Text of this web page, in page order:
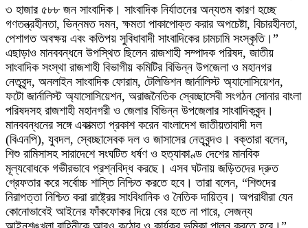
৩ হাজার ৫৮৮ জন সাংবাদিক। সাংবাদিক নির্যাতনের অন্যতম কারণ হচ্ছে
গণতন্ত্রহীনতা, ভিন্নমত দমন, ক্ষমতা পাকাপোক্ত করার অপচেষ্টা, বিচারহীনতা,
পেশাগত অবক্ষয় এবং কতিপয় সুবিধাবাদী সাংবাদিকের চামচামি সংস্কৃতি।”
এছাড়াও মানববন্ধনে উপস্থিত ছিলেন রাজশাহী সম্পাদক পরিষদ, জাতীয়
সাংবাদিক সংস্থা রাজশাহী বিভাগীয় কমিটির বিভিন্ন উপজেলা ও মহানগর
নেতৃবৃন্দ, অনলাইন সাংবাদিক ফোরাম, টেলিভিশন জার্নালিস্ট অ্যাসোসিয়েশন,
ফটো জার্নালিস্ট অ্যাসোসিয়েশন, অরাজনৈতিক স্বেচ্ছাসেবী সংগঠন সোনার বাংলা
পরিষদসহ রাজশাহী মহানগরী ও জেলার বিভিন্ন উপজেলার সাংবাদিকবৃন্দ।
মানববন্ধনের সঙ্গে একাত্মতা প্রকাশ করেন বাংলাদেশ জাতীয়তাবাদী দল
(বিএনপি), যুবদল, স্বেচ্ছাসেবক দল ও জাসাসের নেতৃবৃন্দও। বক্তারা বলেন,
শিশু রামিসাসহ সারাদেশে সংঘটিত ধর্ষণ ও হত্যাকাণ্ড দেশের মানবিক
মূল্যবোধকে গভীরভাবে প্রশ্নবিদ্ধ করছে। এসব ঘটনায় জড়িতদের দ্রুত
গ্রেফতার করে সর্বোচ্চ শাস্তি নিশ্চিত করতে হবে। তারা বলেন, “শিশুদের
নিরাপত্তা নিশ্চিত করা রাষ্ট্রের সাংবিধানিক ও নৈতিক দায়িত্ব। অপরাধীরা যেন
কোনোভাবেই আইনের ফাঁকফোকর দিয়ে বের হতে না পারে, সেজন্য